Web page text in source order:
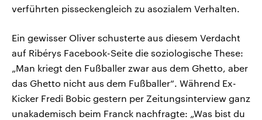
verführten pisseckengleich zu asozialem Verhalten.
Ein gewisser Oliver schusterte aus diesem Verdacht
auf Ribérys Facebook-Seite die soziologische These:
„Man kriegt den Fußballer zwar aus dem Ghetto, aber
das Ghetto nicht aus dem Fußballer“. Während Ex-
Kicker Fredi Bobic gestern per Zeitungsinterview ganz
unakademisch beim Franck nachfragte: „Was bist du